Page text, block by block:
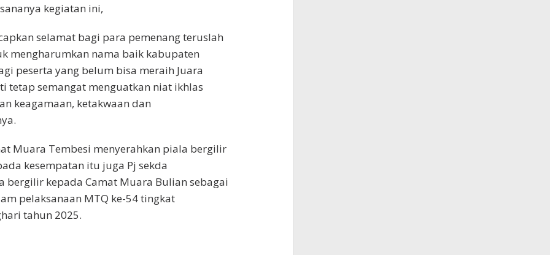
kegiatan ini,
selamat bagi para pemenang teruslah
mengharumkan nama baik kabupaten
peserta yang belum bisa meraih Juara
tetap semangat menguatkan niat ikhlas
keagamaan, ketakwaan dan
Muara Tembesi menyerahkan piala bergilir
kesempatan itu juga Pj sekda
bergilir kepada Camat Muara Bulian sebagai
pelaksanaan MTQ ke-54 tingkat
tahun 2025.